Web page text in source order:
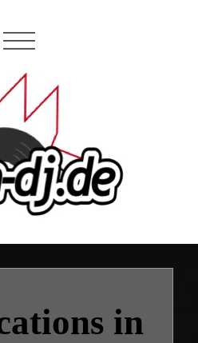
in